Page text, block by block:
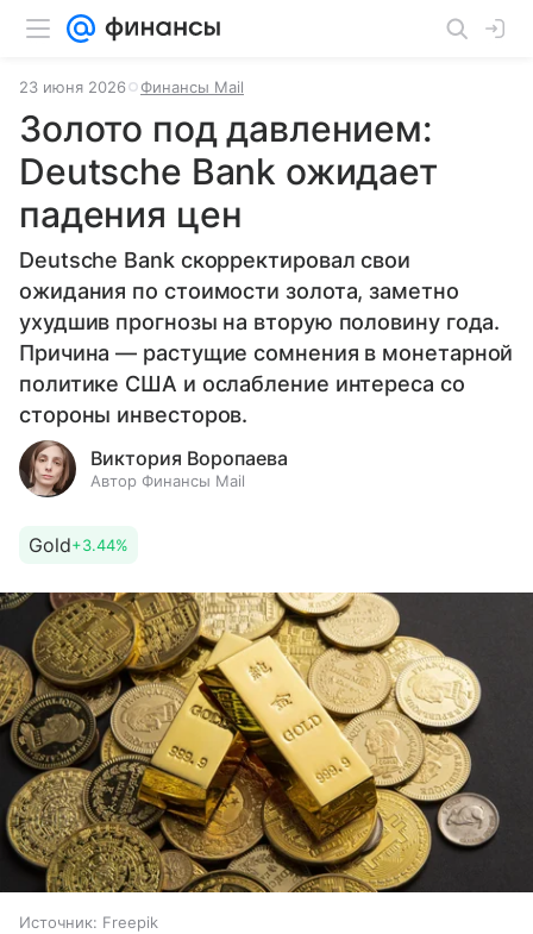
23 июня 2026 Финансы Mail
Золото под давлением:
Deutsche Bank ожидает
падения цен
Deutsche Bank скорректировал свои
ожидания по стоимости золота, заметно
ухудшив прогнозы на вторую половину года.
Причина — растущие сомнения в монетарной
политике США и ослабление интереса со
стороны инвесторов.
Виктория Воропаева
Автор Финансы Mail
Gold+3.44%
Источник: Freepik